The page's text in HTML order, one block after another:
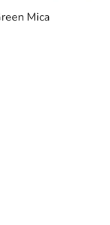
Mica